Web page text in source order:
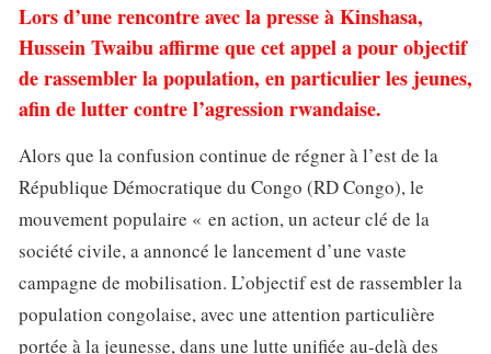
Lors d’une rencontre avec la presse à Kinshasa,
Hussein Twaibu affirme que cet appel a pour objectif
de rassembler la population, en particulier les jeunes,
afin de lutter contre l’agression rwandaise.
Alors que la confusion continue de régner à l’est de la
République Démocratique du Congo (RD Congo), le
mouvement populaire « en action, un acteur clé de la
société civile, a annoncé le lancement d’une vaste
campagne de mobilisation. L’objectif est de rassembler la
population congolaise, avec une attention particulière
portée à la jeunesse, dans une lutte unifiée au-delà des